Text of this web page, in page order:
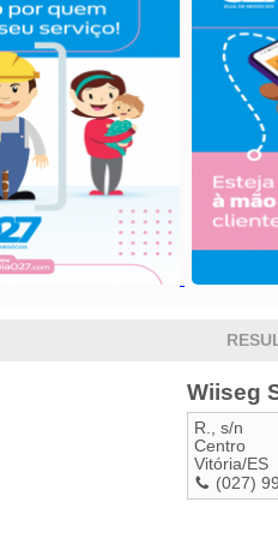
Wiiseg
R., s/n
Centro
Vitória/ES
(027)